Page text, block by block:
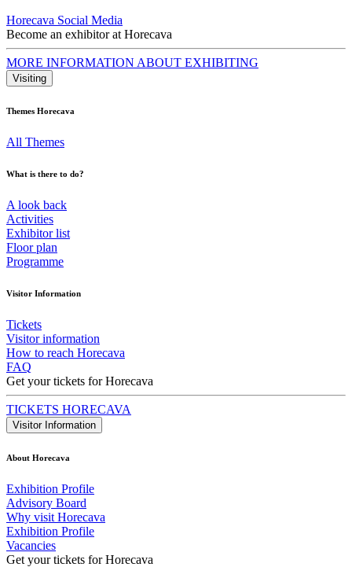
Horecava Social Media
Become an exhibitor at Horecava
MORE INFORMATION ABOUT EXHIBITING
Visiting
Themes Horecava
All Themes
What is there to do?
A look back
Activities
Exhibitor list
Floor plan
Programme
Visitor Information
Tickets
Visitor information
How to reach Horecava
FAQ
Get your tickets for Horecava
TICKETS HORECAVA
Visitor Information
About Horecava
Exhibition Profile
Advisory Board
Why visit Horecava
Exhibition Profile
Vacancies
Get your tickets for Horecava